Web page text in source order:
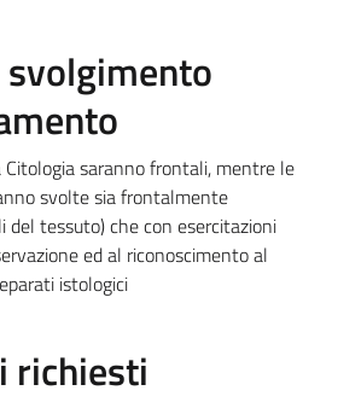
saranno frontali, mentre le
svolte sia frontalmente
tessuto) che con esercitazioni
ed al riconoscimento al
istologici
richiesti